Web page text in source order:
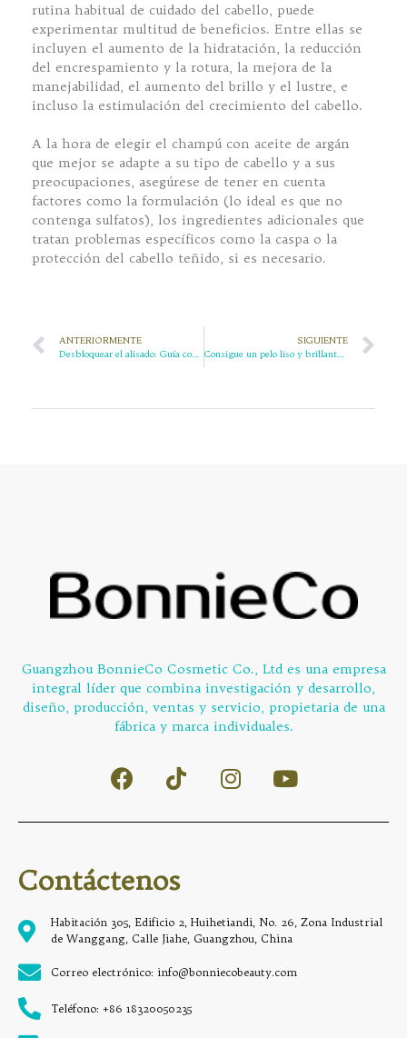
rutina habitual de cuidado del cabello, puede
experimentar multitud de beneficios. Entre ellas se
incluyen el aumento de la hidratación, la reducción
del encrespamiento y la rotura, la mejora de la
manejabilidad, el aumento del brillo y el lustre, e
incluso la estimulación del crecimiento del cabello.
A la hora de elegir el champú con aceite de argán
que mejor se adapte a su tipo de cabello y a sus
preocupaciones, asegúrese de tener en cuenta
factores como la formulación (lo ideal es que no
contenga sulfatos), los ingredientes adicionales que
tratan problemas específicos como la caspa o la
protección del cabello teñido, si es necesario.
ANTERIORMENTE
SIGUIENTE
Consigue un pelo liso y brillante con la crema alisadora con queratina
Guangzhou BonnieCo Cosmetic Co., Ltd es una empresa
integral líder que combina investigación y desarrollo,
diseño, producción, ventas y servicio, propietaria de una
fábrica y marca individuales.
Contáctenos
Habitación 305, Edificio 2, Huihetiandi, No. 26, Zona Industrial
de Wanggang, Calle Jiahe, Guangzhou, China
Correo electrónico: info@bonniecobeauty.com
Teléfono: +86 18320050235